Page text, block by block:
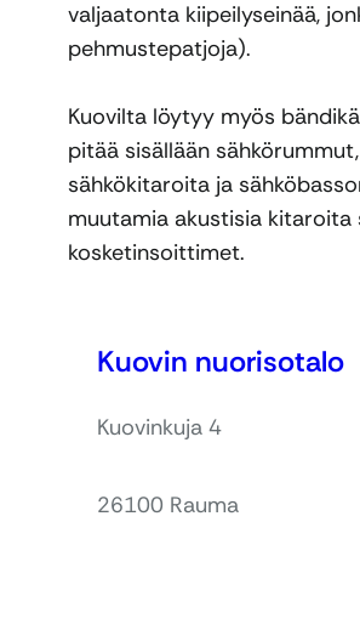
valjaatonta kiipeilyseinää,
pehmustepatjoja).
Kuovilta löytyy myös
pitää sisällään sähkörummut,
sähkökitaroita ja
muutamia akustisia kitaroita
kosketinsoittimet.
Kuovin nuorisotalo
Kuovinkuja 4
26100 Rauma